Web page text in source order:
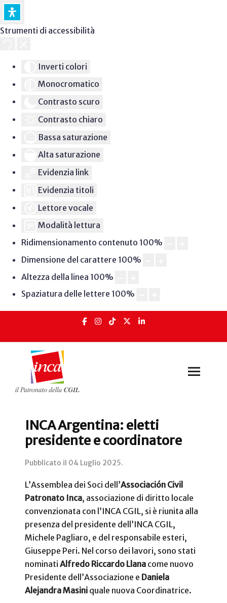
Strumenti di accessibilità
Inverti colori
Monocromatico
Contrasto scuro
Contrasto chiaro
Bassa saturazione
Alta saturazione
Evidenzia link
Evidenzia titoli
Lettore vocale
Modalità lettura
Ridimensionamento contenuto 100%
Dimensione del carattere 100%
Altezza della linea 100%
Spaziatura delle lettere 100%
INCA Argentina: eletti
presidente e coordinatore
Pubblicato il 04 Luglio 2025.
L’Assemblea dei Soci dell’Associación Civil
Patronato Inca, associazione di diritto locale
convenzionata con l’INCA CGIL, si è riunita alla
presenza del presidente dell’INCA CGIL,
Michele Pagliaro, e del responsabile esteri,
Giuseppe Peri. Nel corso dei lavori, sono stati
nominati Alfredo Riccardo Llana come nuovo
Presidente dell’Associazione e Daniela
Alejandra Masini quale nuova Coordinatrice.